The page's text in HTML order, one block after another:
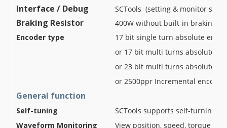
Interface / Debug SCTools (setting & monitor
Braking Resistor
400W without built-in braking
Encoder type
17 bit single turn absolute
or 17 bit multi turns absolute
or 23 bit multi turns absolute
or 2500ppr Incremental encoder
General function
Self-tuning
SCTools supports self-turning
Waveform Monitoring
View position, speed, torque